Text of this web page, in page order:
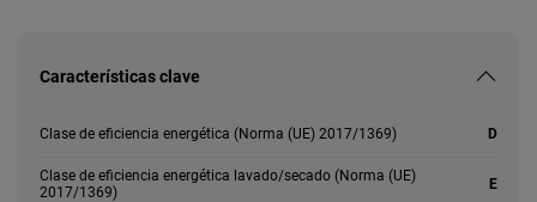
Características clave
Clase de eficiencia energética (Norma (UE) 2017/1369) D
Clase de eficiencia energética lavado/secado (Norma (UE)
2017/1369)
E